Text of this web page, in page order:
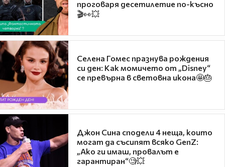
проговаря десетилетие по-късно
🎬👀💥
Селена Гомес празнува рождения
си ден: Как момичето от „Disney“
се превърна в световна икона🤩🎂
Джон Сина сподели 4 неща, които
могат да съсипят всяко GenZ:
„Ако ги имаш, провалът е
гарантиран“🧐💥